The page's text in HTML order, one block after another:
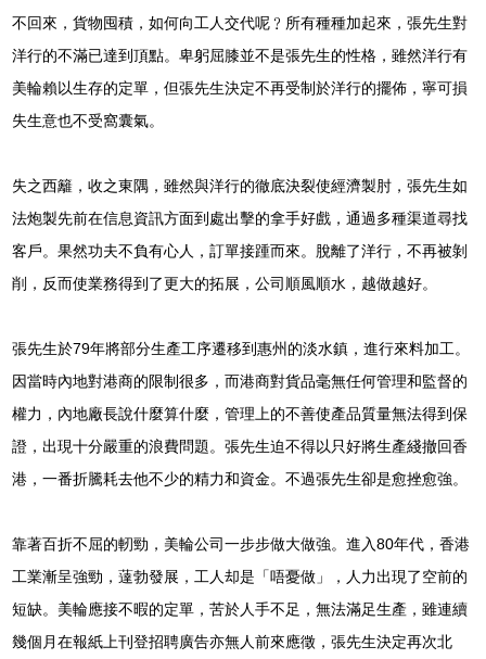
不回來，貨物囤積，如何向工人交代呢﹖所有種種加起來，張先生對
洋行的不滿已達到頂點。卑躬屈膝並不是張先生的性格，雖然洋行有
美輪賴以生存的定單，但張先生決定不再受制於洋行的擺佈，寧可損
失生意也不受窩囊氣。
失之西籬，收之東隅，雖然與洋行的徹底決裂使經濟製肘，張先生如
法炮製先前在信息資訊方面到處出擊的拿手好戲，通過多種渠道尋找
客戶。果然功夫不負有心人，訂單接踵而來。脫離了洋行，不再被剝
削，反而使業務得到了更大的拓展，公司順風順水，越做越好。
張先生於79年將部分生產工序遷移到惠州的淡水鎮，進行來料加工。
因當時內地對港商的限制很多，而港商對貨品毫無任何管理和監督的
權力，內地廠長說什麼算什麼，管理上的不善使產品質量無法得到保
證，出現十分嚴重的浪費問題。張先生迫不得以只好將生產綫撤回香
港，一番折騰耗去他不少的精力和資金。不過張先生卻是愈挫愈強。
靠著百折不屈的軔勁，美輪公司一步步做大做強。進入80年代，香港
工業漸呈強勁，薘勃發展，工人却是「唔憂做」，人力出現了空前的
短缺。美輪應接不暇的定單，苦於人手不足，無法滿足生產，雖連續
幾個月在報紙上刊登招聘廣告亦無人前來應徵，張先生決定再次北